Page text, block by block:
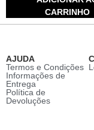
CARRINHO
AJUDA
Termos e Condições
Informações de
Entrega
Política de
Devoluções